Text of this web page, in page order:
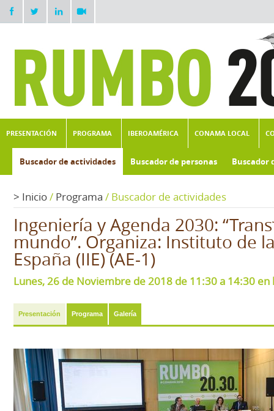
PRESENTACIÓN PROGRAMA IBEROAMÉRICA CONAMA LOCAL
Buscador de actividades Buscador de personas Buscador
> Inicio/ Programa / Buscador de actividades
Ingeniería y Agenda 2030:
mundo”. Organiza: Instituto de
España (IIE) (AE-1)
Lunes, 26 de Noviembre de 2018 de 11:30 a 14:30 en
Presentación Programa Galería